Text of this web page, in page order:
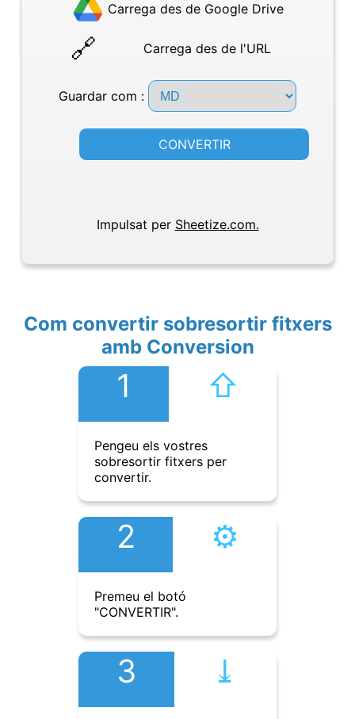
Carrega des de Google Drive
Carrega des de l'URL
Guardar com :
CONVERTIR
Impulsat per Sheetize.com.
Com convertir sobresortir fitxers
amb Conversion
1 ⇧︎
Pengeu els vostres
sobresortir fitxers per
convertir.
2 ⚙︎
Premeu el botó
"CONVERTIR".
3 ⤓︎